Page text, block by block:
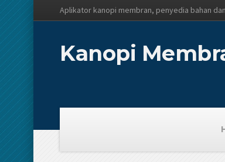
Aplikator kanopi membran, penyedia bahan
Kanopi